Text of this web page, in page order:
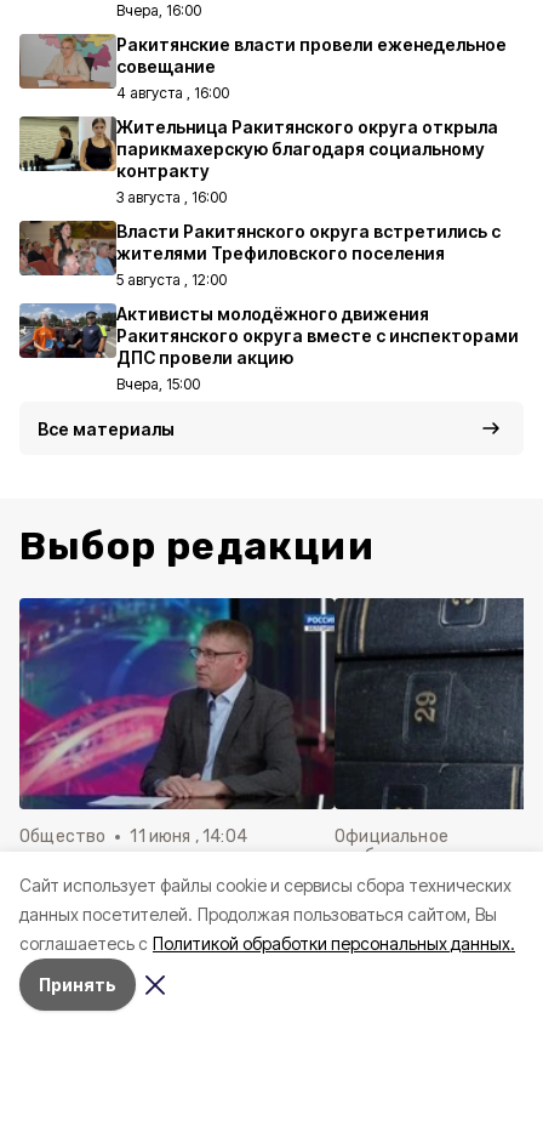
Cайт использует файлы cookie и сервисы сбора технических
данных посетителей. Продолжая пользоваться сайтом, Вы
соглашаетесь с Политикой обработки персональных данных.
Принять
Вчера, 16:00
Ракитянские власти провели еженедельное
совещание
4 августа , 16:00
Жительница Ракитянского округа открыла
парикмахерскую благодаря социальному
контракту
3 августа , 16:00
Власти Ракитянского округа встретились с
жителями Трефиловского поселения
5 августа , 12:00
Активисты молодёжного движения
Ракитянского округа вместе с инспекторами
ДПС провели акцию
Вчера, 15:00
Все материалы
Выбор редакции
Общество 11 июня , 14:04
историей своего пути к
профессии военного
Официальное
опубликование
Решения Совета
Краснояружского
июня 2026 года